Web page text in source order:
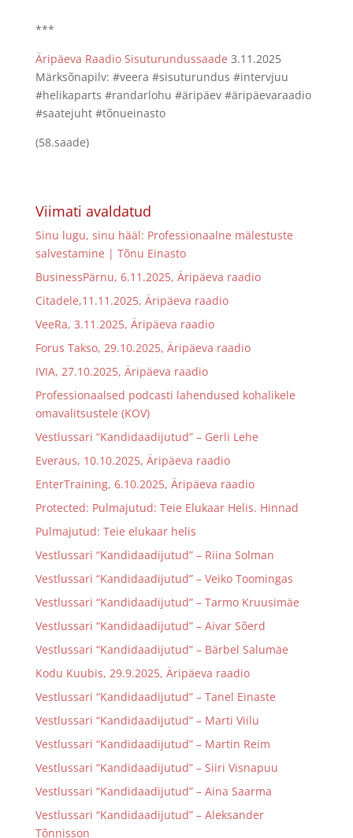
***
Äripäeva Raadio Sisuturundussaade 3.11.2025
Märksõnapilv: #veera #sisuturundus #intervjuu
#helikaparts #randarlohu #äripäev #äripäevaraadio
#saatejuht #tõnueinasto
(58.saade)
Viimati avaldatud
Sinu lugu, sinu hääl: Professionaalne mälestuste
salvestamine | Tõnu Einasto
BusinessPärnu, 6.11.2025, Äripäeva raadio
Citadele,11.11.2025, Äripäeva raadio
VeeRa, 3.11.2025, Äripäeva raadio
Forus Takso, 29.10.2025, Äripäeva raadio
IVIA, 27.10.2025, Äripäeva raadio
Professionaalsed podcasti lahendused kohalikele
omavalitsustele (KOV)
Vestlussari “Kandidaadijutud” – Gerli Lehe
Everaus, 10.10.2025, Äripäeva raadio
EnterTraining, 6.10.2025, Äripäeva raadio
Protected: Pulmajutud: Teie Elukaar Helis. Hinnad
Pulmajutud: Teie elukaar helis
Vestlussari “Kandidaadijutud” – Riina Solman
Vestlussari “Kandidaadijutud” – Veiko Toomingas
Vestlussari “Kandidaadijutud” – Tarmo Kruusimäe
Vestlussari “Kandidaadijutud” – Aivar Sõerd
Vestlussari “Kandidaadijutud” – Bärbel Salumäe
Kodu Kuubis, 29.9.2025, Äripäeva raadio
Vestlussari “Kandidaadijutud” – Tanel Einaste
Vestlussari “Kandidaadijutud” – Marti Viilu
Vestlussari “Kandidaadijutud” – Martin Reim
Vestlussari “Kandidaadijutud” – Siiri Visnapuu
Vestlussari “Kandidaadijutud” – Aina Saarma
Vestlussari “Kandidaadijutud” – Aleksander
Tõnnisson